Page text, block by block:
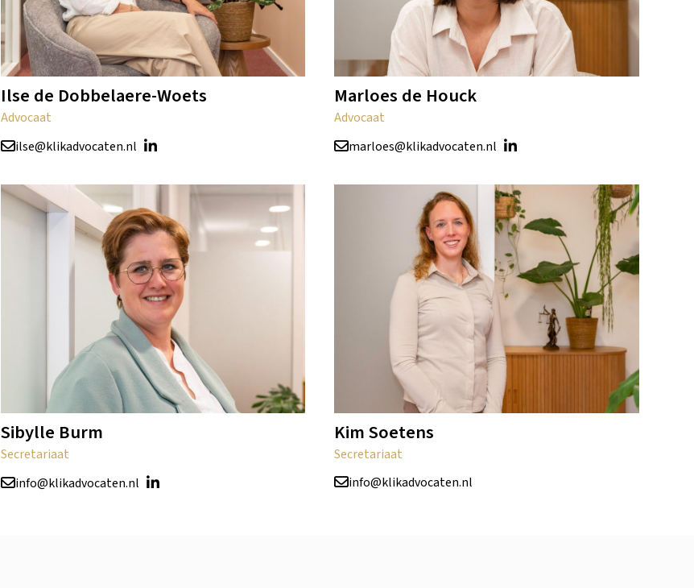
Ilse de Dobbelaere-Woets
Advocaat
ilse@klikadvocaten.nl
Marloes de Houck
Advocaat
marloes@klikadvocaten.nl
Sibylle Burm
Secretariaat
info@klikadvocaten.nl
Kim Soetens
Secretariaat
info@klikadvocaten.nl